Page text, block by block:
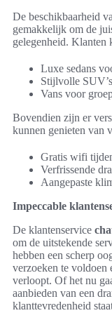
De beschikbaarheid
gemakkelijk om de
gelegenheid. Klanten
Luxe sedans
Stijlvolle
Vans voor
Bovendien zijn er
kunnen genieten van
Gratis wifi
Verfrissende
Aangepaste
Impeccable
De klantenservice
om de uitstekende
hebben een scherp
verzoeken te voldoen
verloopt. Of het nu
aanbieden van een
klanttevredenheid